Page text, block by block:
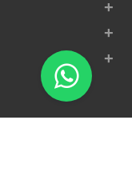
+
+
+